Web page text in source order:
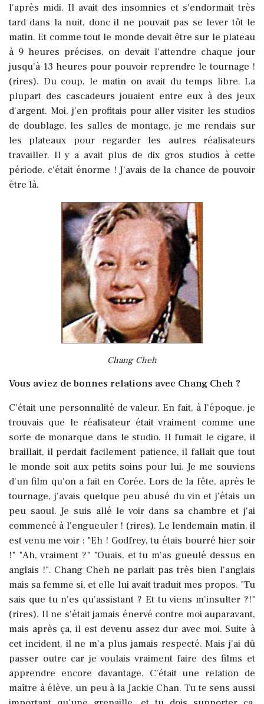
l'après midi. Il avait des insomnies et s'endormait très
tard dans la nuit, donc il ne pouvait pas se lever tôt le
matin. Et comme tout le monde devait être sur le plateau
à 9 heures précises, on devait l'attendre chaque jour
jusqu'à 13 heures pour pouvoir reprendre le tournage !
(rires). Du coup, le matin on avait du temps libre. La
plupart des cascadeurs jouaient entre eux à des jeux
d'argent. Moi, j'en profitais pour aller visiter les studios
de doublage, les salles de montage, je me rendais sur
les plateaux pour regarder les autres réalisateurs
travailler. Il y a avait plus de dix gros studios à cette
période, c'était énorme ! J'avais de la chance de pouvoir
être là.
Chang Cheh
Vous aviez de bonnes relations avec Chang Cheh ?
C'était une personnalité de valeur. En fait, à l'époque, je
trouvais que le réalisateur était vraiment comme une
sorte de monarque dans le studio. Il fumait le cigare, il
braillait, il perdait facilement patience, il fallait que tout
le monde soit aux petits soins pour lui. Je me souviens
d'un film qu'on a fait en Corée. Lors de la fête, après le
tournage, j'avais quelque peu abusé du vin et j'étais un
peu saoul. Je suis allé le voir dans sa chambre et j'ai
commencé à l'engueuler ! (rires). Le lendemain matin, il
est venu me voir : "Eh ! Godfrey, tu étais bourré hier soir
!" "Ah, vraiment ?" "Ouais, et tu m'as gueulé dessus en
anglais !". Chang Cheh ne parlait pas très bien l'anglais
mais sa femme si, et elle lui avait traduit mes propos. "Tu
sais que tu n'es qu'assistant ? Et tu viens m'insulter ?!"
(rires). Il ne s'était jamais énervé contre moi auparavant,
mais après ça, il est devenu assez dur avec moi. Suite à
cet incident, il ne m'a plus jamais respecté. Mais j'ai dû
passer outre car je voulais vraiment faire des films et
apprendre encore davantage. C'était une relation de
maître à élève, un peu à la Jackie Chan. Tu te sens aussi